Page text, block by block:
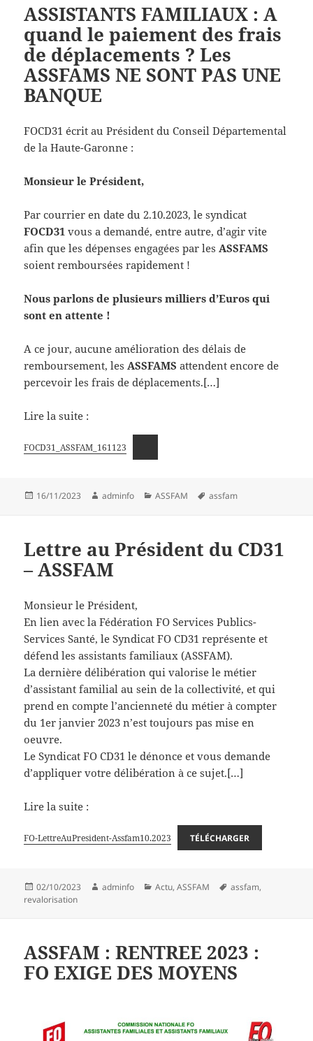
ASSISTANTS FAMILIAUX : A
quand le paiement des frais
de déplacements ? Les
ASSFAMS NE SONT PAS UNE
BANQUE
FOCD31 écrit au Président du Conseil Départemental
de la Haute-Garonne :
Monsieur le Président,
Par courrier en date du 2.10.2023, le syndicat
FOCD31 vous a demandé, entre autre, d’agir vite
afin que les dépenses engagées par les ASSFAMS
soient remboursées rapidement !
Nous parlons de plusieurs milliers d’Euros qui
sont en attente !
A ce jour, aucune amélioration des délais de
remboursement, les ASSFAMS attendent encore de
percevoir les frais de déplacements.[…]
Lire la suite :
FOCD31_ASSFAM_161123
Publié
16/11/2023 Auteur
adminfo Catégories
ASSFAM
Mots-
assfam
Lettre au Président du CD31
– ASSFAM
Monsieur le Président,
En lien avec la Fédération FO Services Publics-
Services Santé, le Syndicat FO CD31 représente et
défend les assistants familiaux (ASSFAM).
La dernière délibération qui valorise le métier
d’assistant familial au sein de la collectivité, et qui
prend en compte l’ancienneté du métier à compter
du 1er janvier 2023 n’est toujours pas mise en
oeuvre.
Le Syndicat FO CD31 le dénonce et vous demande
d’appliquer votre délibération à ce sujet.[…]
Lire la suite :
FO-LettreAuPresident-Assfam10.2023 TÉLÉCHARGER
Publié
le
02/10/2023 Auteur
adminfo Catégories
Actu,ASSFAM
Mots-
assfam,
revalorisation
ASSFAM : RENTREE 2023 :
FO EXIGE DES MOYENS